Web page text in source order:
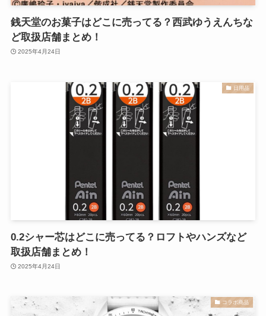
銭天堂のお菓子はどこに売ってる？西武ゆうえんちな
ど取扱店舗まとめ！
2025年4月24日
日用品
0.2シャー芯はどこに売ってる？ロフトやハンズなど
取扱店舗まとめ！
2025年4月24日
コラボ商品